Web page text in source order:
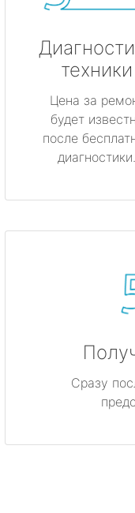
техники
Цена за
будет
после
диагностики.
Сразу